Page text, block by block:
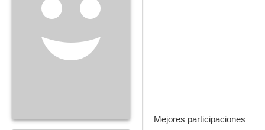
Mejores participaciones